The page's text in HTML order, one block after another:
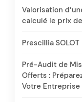
Valorisation
calculé le prix
Prescillia SOLOT
Pré-Audit de
Offerts :
Votre Entreprise